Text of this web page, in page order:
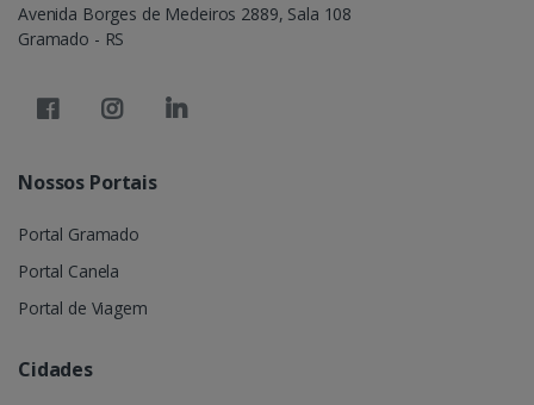
Avenida Borges de Medeiros 2889, Sala 108
Gramado - RS
Nossos Portais
Portal Gramado
Portal Canela
Portal de Viagem
Cidades